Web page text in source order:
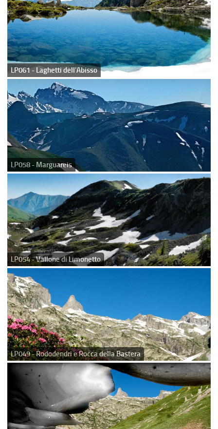
LP061 - Laghetti dell'Abisso
LP058 - Marguareis
LP054 - Vallone di Limonetto
LP049 - Rododendri e Rocca della Bastera